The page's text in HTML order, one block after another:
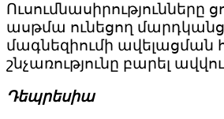
Ուսումնասիրությունները
ասթմա ունեցող
մագնեզիումի ավելացման
շնչառությունը բարել
Դեպրեսիա